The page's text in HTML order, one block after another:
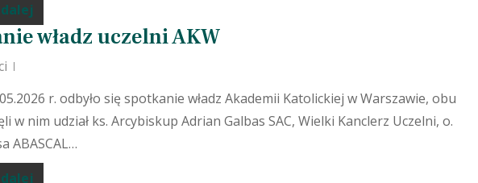
władz uczelni AKW
r. odbyło się spotkanie władz Akademii Katolickiej w Warszawie, obu
w nim udział ks. Arcybiskup Adrian Galbas SAC, Wielki Kanclerz Uczelni, o.
ABASCAL…